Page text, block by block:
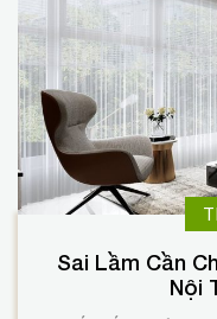
Sai Lầm Cần
Nội